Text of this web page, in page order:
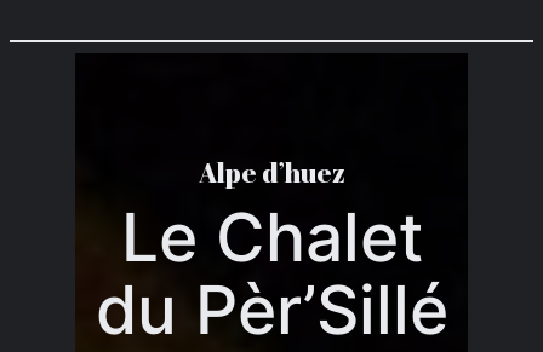
Alpe d’huez
Le Chalet
du Pèr’Sillé​